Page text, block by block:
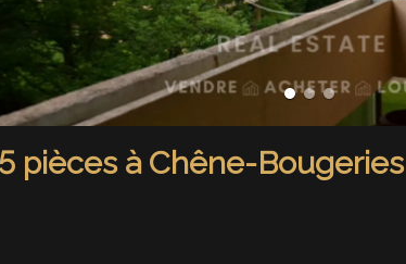
pièces à Chêne-Bougeries